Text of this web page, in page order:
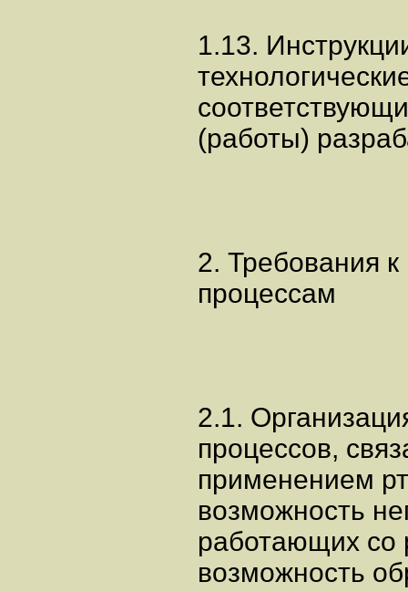
1.13.
(работы)
2. Требования
процессам
2.1.
процессов,
применением
возможность
работающих со
возможность